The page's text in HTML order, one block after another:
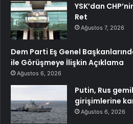
YSK’dan
Ret
Ağustos 7, 2026
Dem Parti Eş Genel
ile Görüşmeye İlişkin Açıklama
Ağustos 6, 2026
Putin, Rus
girişimlerine
Ağustos 6, 2026